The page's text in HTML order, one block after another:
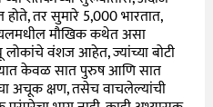
तर सुमारे 5,000 भारतात,
मौखिक कथेत असा
वंशज आहेत, ज्यांच्या बोटी
केवळ सात पुरुष आणि सात
अचूक क्षण, तसेच वाचलेल्यांची